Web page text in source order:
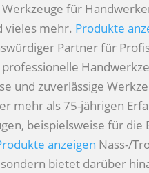
für
vieles mehr. Produkte
Partner für
und zuverlässige
mehr als 75-jährigen
beispielsweise für
anzeigen Nass-/
bietet darüber